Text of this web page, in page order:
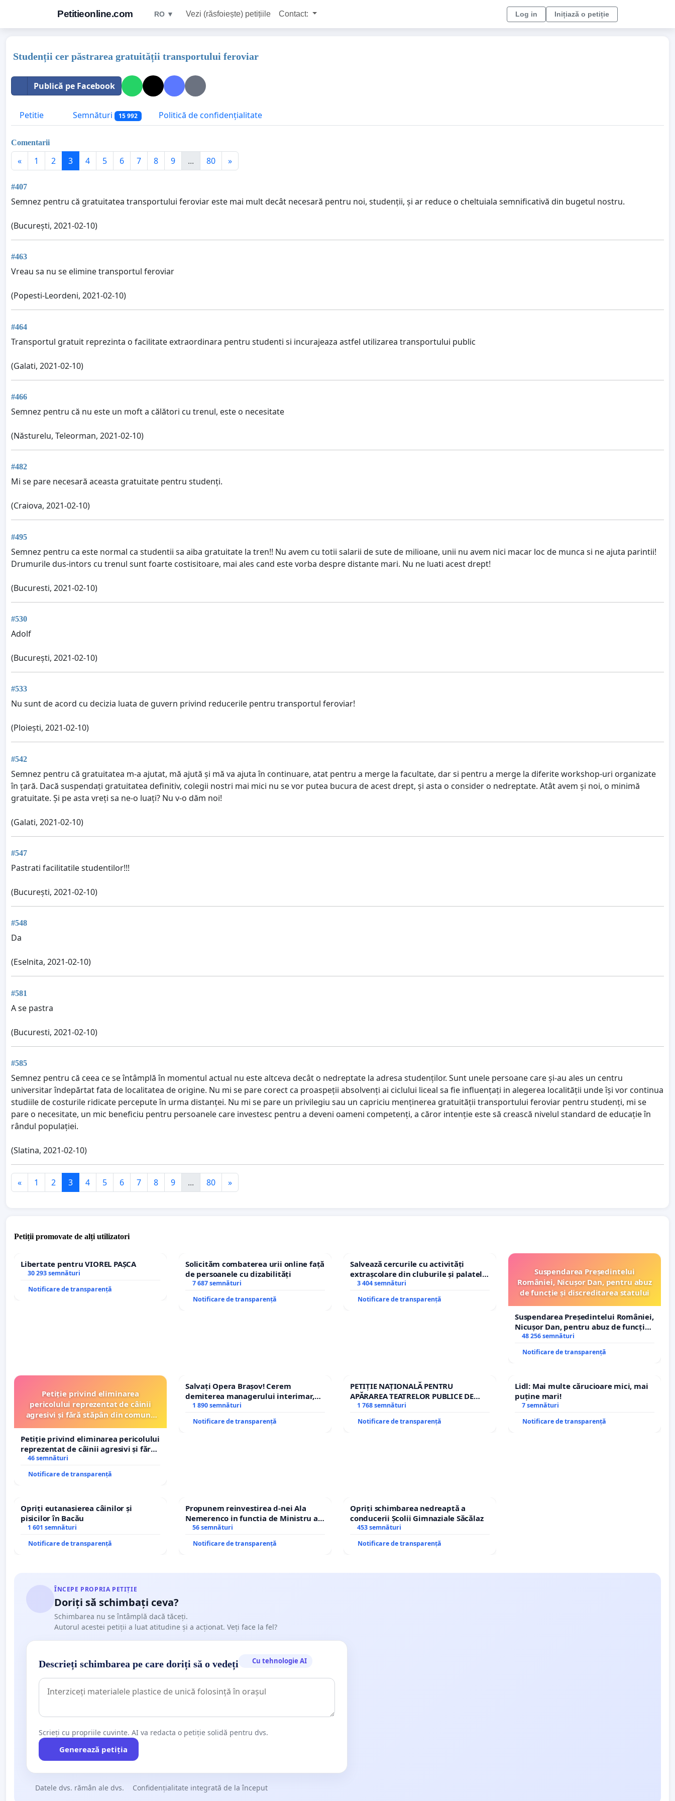
Petitieonline.com RO ▼ Vezi (răsfoiește) petițiile Contact: Log in Inițiază o petiție
Studenții cer păstrarea gratuității transportului feroviar
Publică pe Facebook
Petitie Semnături 15 992 Politică de confidențialitate
Comentarii
« 1 2 3 4 5 6 7 8 9 ... 80 »
#407
Semnez pentru că gratuitatea transportului feroviar este mai mult decât necesară pentru noi, studenții, și ar reduce o cheltuiala semnificativă din bugetul nostru.
(București, 2021-02-10)
#463
Vreau sa nu se elimine transportul feroviar
(Popesti-Leordeni, 2021-02-10)
#464
Transportul gratuit reprezinta o facilitate extraordinara pentru studenti si incurajeaza astfel utilizarea transportului public
(Galati, 2021-02-10)
#466
Semnez pentru că nu este un moft a călători cu trenul, este o necesitate
(Năsturelu, Teleorman, 2021-02-10)
#482
Mi se pare necesară aceasta gratuitate pentru studenți.
(Craiova, 2021-02-10)
#495
Semnez pentru ca este normal ca studentii sa aiba gratuitate la tren!! Nu avem cu totii salarii de sute de milioane, unii nu avem nici macar loc de munca si ne ajuta parintii!
Drumurile dus-intors cu trenul sunt foarte costisitoare, mai ales cand este vorba despre distante mari. Nu ne luati acest drept!
(Bucuresti, 2021-02-10)
#530
Adolf
(București, 2021-02-10)
#533
Nu sunt de acord cu decizia luata de guvern privind reducerile pentru transportul feroviar!
(Ploiești, 2021-02-10)
#542
Semnez pentru că gratuitatea m-a ajutat, mă ajută și mă va ajuta în continuare, atat pentru a merge la facultate, dar si pentru a merge la diferite workshop-uri organizate
în țară. Dacă suspendați gratuitatea definitiv, colegii nostri mai mici nu se vor putea bucura de acest drept, și asta o consider o nedreptate. Atât avem și noi, o minimă
gratuitate. Și pe asta vreți sa ne-o luați? Nu v-o dăm noi!
(Galati, 2021-02-10)
#547
Pastrati facilitatile studentilor!!!
(București, 2021-02-10)
#548
Da
(Eselnita, 2021-02-10)
#581
A se pastra
(Bucuresti, 2021-02-10)
#585
Semnez pentru că ceea ce se întâmplă în momentul actual nu este altceva decât o nedreptate la adresa studenților. Sunt unele persoane care și-au ales un centru
universitar îndepărtat fata de localitatea de origine. Nu mi se pare corect ca proaspeții absolvenți ai ciclului liceal sa fie influențați in alegerea localității unde își vor continua
studiile de costurile ridicate percepute în urma distanței. Nu mi se pare un privilegiu sau un capriciu menținerea gratuității transportului feroviar pentru studenți, mi se
pare o necesitate, un mic beneficiu pentru persoanele care investesc pentru a deveni oameni competenți, a căror intenție este să crească nivelul standard de educație în
rândul populației.
(Slatina, 2021-02-10)
« 1 2 3 4 5 6 7 8 9 ... 80 »
Petiții promovate de alți utilizatori
Libertate pentru VIOREL PAȘCA
30 293 semnături
Notificare de transparență
Solicităm combaterea urii online față
de persoanele cu dizabilități
7 687 semnături
Notificare de transparență
Salvează cercurile cu activități
extrașcolare din cluburile și palatele
copiilor
3 404 semnături
Notificare de transparență
Suspendarea Președintelui
României, Nicușor Dan, pentru abuz
de funcție și discreditarea statului
Suspendarea Președintelui României,
Nicușor Dan, pentru abuz de funcție
și discreditarea statului
48 256 semnături
Notificare de transparență
Petiție privind eliminarea
pericolului reprezentat de câinii
agresivi și fără stăpân din comuna
Petiție privind eliminarea pericolului
reprezentat de câinii agresivi și fără
stăpân din comuna Tunari
46 semnături
Notificare de transparență
Salvați Opera Brașov! Cerem
demiterea managerului interimar,
Petrean Lucian-Marius!
1 890 semnături
Notificare de transparență
PETIȚIE NAȚIONALĂ PENTRU
APĂRAREA TEATRELOR PUBLICE DE
REPERTORIU DIN ROMÂNIA
1 768 semnături
Notificare de transparență
Lidl: Mai multe cărucioare mici, mai
puține mari!
7 semnături
Notificare de transparență
Opriți eutanasierea câinilor și
pisicilor în Bacău
1 601 semnături
Notificare de transparență
Propunem reinvestirea d-nei Ala
Nemerenco in functia de Ministru al
Sanatatii
56 semnături
Notificare de transparență
Opriți schimbarea nedreaptă a
conducerii Școlii Gimnaziale Săcălaz
453 semnături
Notificare de transparență
ÎNCEPE PROPRIA PETIȚIE
Doriți să schimbați ceva?
Schimbarea nu se întâmplă dacă tăceți.
Autorul acestei petiții a luat atitudine și a acționat. Veți face la fel?
Descrieți schimbarea pe care doriți să o vedeți Cu tehnologie AI
Scrieți cu propriile cuvinte. AI va redacta o petiție solidă pentru dvs.
Generează petiția
Datele dvs. rămân ale dvs. Confidențialitate integrată de la început